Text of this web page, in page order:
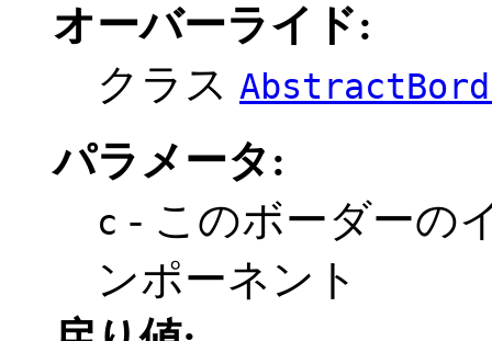
オーバーライド:
クラス
パラメータ:
c - このボーダーの
ンポーネント